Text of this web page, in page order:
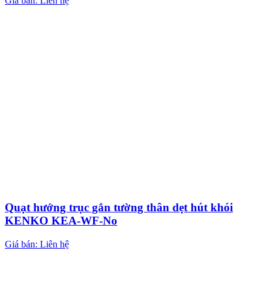
Quạt hướng trục gắn tường thân dẹt hút khói
KENKO KEA-WF-No
Giá bán: Liên hệ